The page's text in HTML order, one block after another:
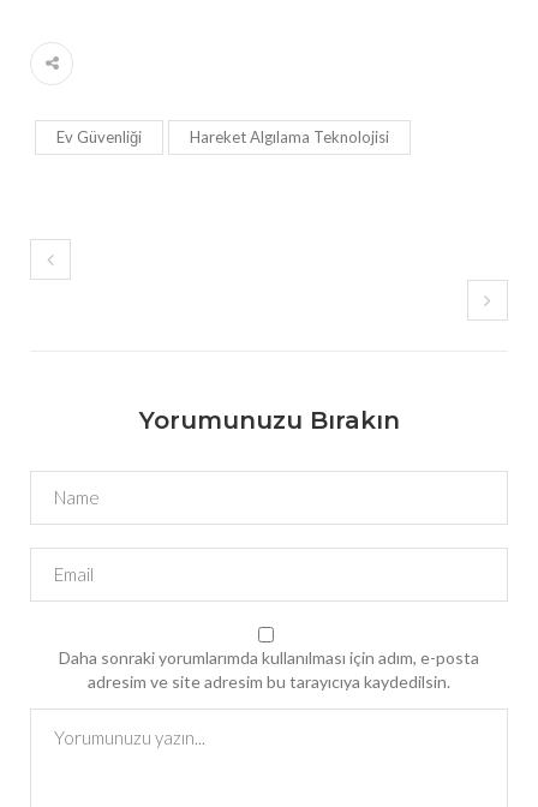
Ev Güvenliği Hareket Algılama Teknolojisi
Yorumunuzu Bırakın
Daha sonraki yorumlarımda kullanılması için adım, e-posta
adresim ve site adresim bu tarayıcıya kaydedilsin.